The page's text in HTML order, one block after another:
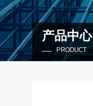
产品中心
PRODUCT